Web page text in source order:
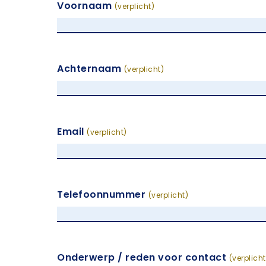
Voornaam (verplicht)
Achternaam (verplicht)
Email (verplicht)
Telefoonnummer (verplicht)
Onderwerp / reden voor contact